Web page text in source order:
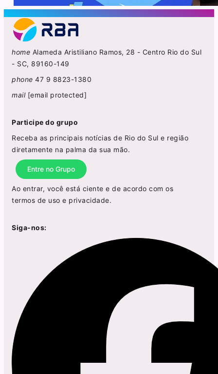
home Alameda Aristiliano Ramos, 28 - Centro Rio do Sul
- SC, 89160-149
phone 47 9 8823-1380
mail [email protected]
Participe do grupo
Receba as principais notícias de Rio do Sul e região
diretamente na palma da sua mão.
Entre no Grupo
Ao entrar, você está ciente e de acordo com os
termos de uso e privacidade.
Siga-nos: